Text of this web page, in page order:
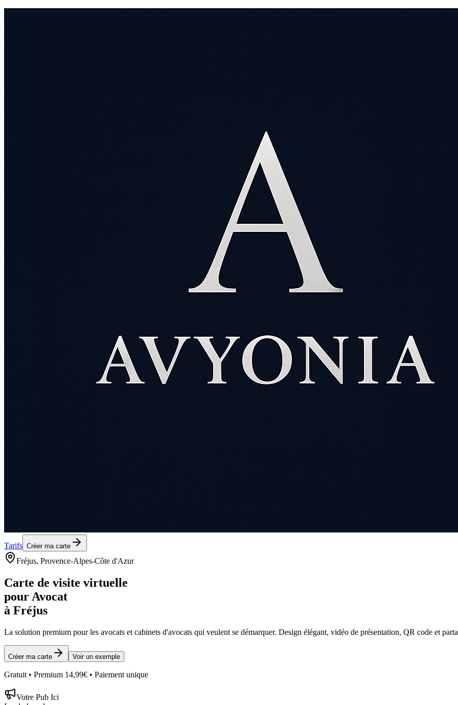
Tarifs Créer ma carte
Fréjus, Provence-Alpes-Côte d'Azur
Carte de visite virtuelle
pour Avocat
à Fréjus
La solution premium pour les avocats et cabinets d'avocats qui veulent se démarquer. Design élégant, vidéo de présentation, QR code et
Créer ma carte Voir un exemple
Gratuit • Premium 14,99€ • Paiement unique
Votre Pub Ici